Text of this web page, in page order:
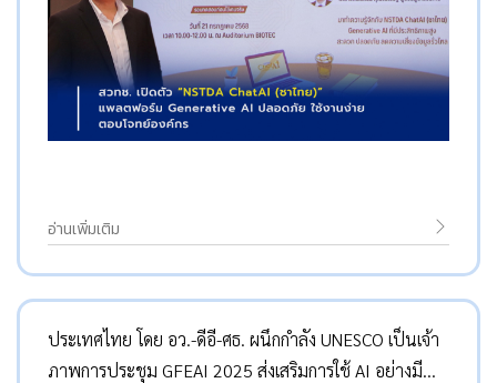
อ่านเพิ่มเติม
ประเทศไทย โดย อว.-ดีอี-ศธ. ผนึกกำลัง UNESCO เป็นเจ้า
ภาพการประชุม GFEAI 2025 ส่งเสริมการใช้ AI อย่างมี